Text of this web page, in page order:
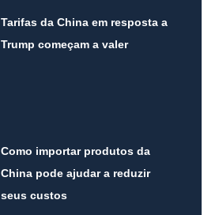
Tarifas da China em resposta a
Trump começam a valer
Como importar produtos da
China pode ajudar a reduzir
seus custos